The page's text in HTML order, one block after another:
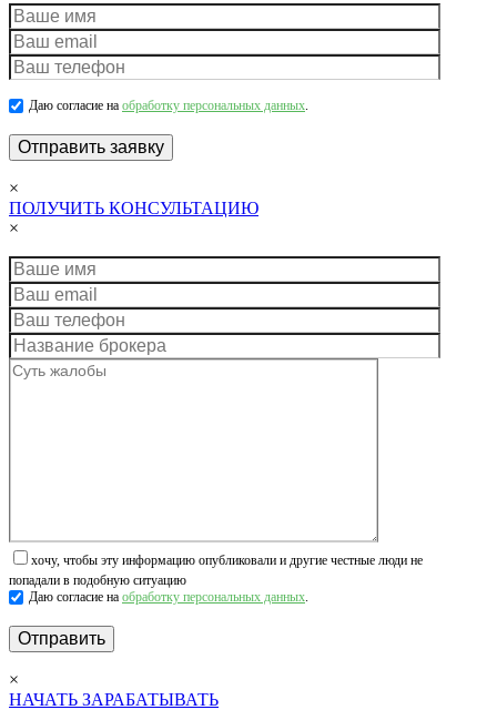
Даю согласие на обработку персональных данных.
×
ПОЛУЧИТЬ КОНСУЛЬТАЦИЮ
×
хочу, чтобы эту информацию опубликовали и другие честные люди не
попадали в подобную ситуацию
Даю согласие на обработку персональных данных.
×
НАЧАТЬ ЗАРАБАТЫВАТЬ